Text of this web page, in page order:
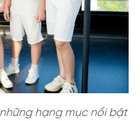
hạng mục nổi bật